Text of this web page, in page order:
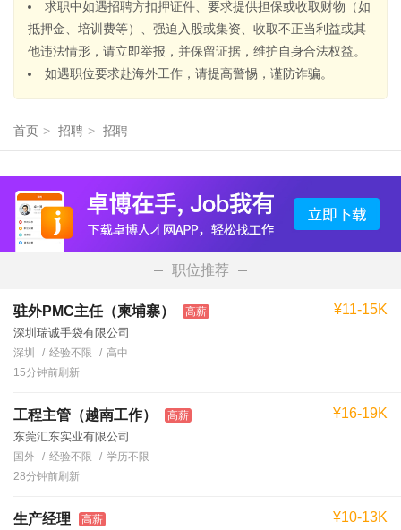
求职中如遇招聘方扣押证件、要求提供担保或收取财物（如
抵押金、培训费等）、强迫入股或集资、收取不正当利益或其
他违法情形，请立即举报，并保留证据，维护自身合法权益。
如遇职位要求赴海外工作，请提高警惕，谨防诈骗。
首页 > 招聘 > 招聘
职位推荐
驻外PMC主任（柬埔寨） 高薪
深圳瑞诚手袋有限公司
¥11-15K
深圳 经验不限
高中
15分钟前刷新
工程主管（越南工作） 高薪
东莞汇东实业有限公司
¥16-19K
国外 经验不限
学历不限
28分钟前刷新
生产经理 高薪 ¥10-13K